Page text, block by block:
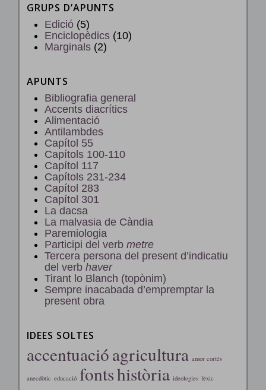
GRUPS D’APUNTS
Edició (5)
Enciclopèdics (10)
Marginals (2)
APUNTS
Bibliografia general
Accents diacrítics
Alimentació
Antilambdes
Capítol 55
Capítols 100-110
Capítol 117
Capítols 231-234
Capítol 283
Capítol 301
La dacsa
La malvasia de Càndia
Paremiologia
Participi del verb metre
Tercera persona del present d’indicatiu
del verb haver
Tirant lo Blanch (topònim)
Sempre inacabada d’empremptar la
present obra
IDEES SOLTES
accentuacióagricultura amor cortés
anecdòtic educació fontshistòria ideologies lèxic